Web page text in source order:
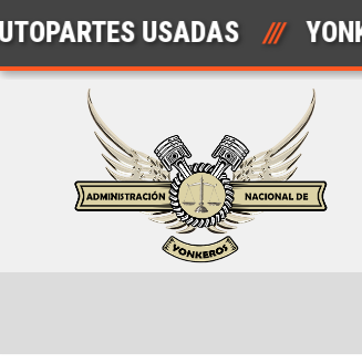
Saltar
USADAS /// YONKE